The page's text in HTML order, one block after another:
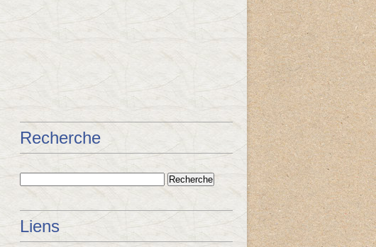
Recherche
Liens